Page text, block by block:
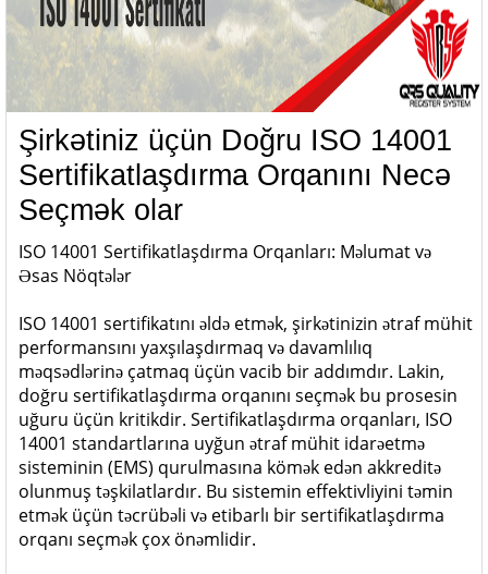
Şirkətiniz üçün Doğru ISO 14001
Sertifikatlaşdırma Orqanını Necə
Seçmək olar
ISO 14001 Sertifikatlaşdırma Orqanları: Məlumat və
Əsas Nöqtələr
ISO 14001 sertifikatını əldə etmək, şirkətinizin ətraf mühit
performansını yaxşılaşdırmaq və davamlılıq
məqsədlərinə çatmaq üçün vacib bir addımdır. Lakin,
doğru sertifikatlaşdırma orqanını seçmək bu prosesin
uğuru üçün kritikdir. Sertifikatlaşdırma orqanları, ISO
14001 standartlarına uyğun ətraf mühit idarəetmə
sisteminin (EMS) qurulmasına kömək edən akkreditə
olunmuş təşkilatlardır. Bu sistemin effektivliyini təmin
etmək üçün təcrübəli və etibarlı bir sertifikatlaşdırma
orqanı seçmək çox önəmlidir.